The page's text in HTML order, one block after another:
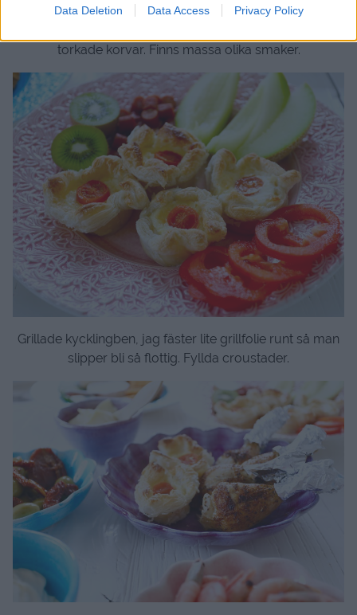
Data Deletion Data Access Privacy Policy
torkade korvar. Finns massa olika smaker.
Grillade kycklingben, jag fäster lite grillfolie runt så man
slipper bli så flottig. Fyllda croustader.